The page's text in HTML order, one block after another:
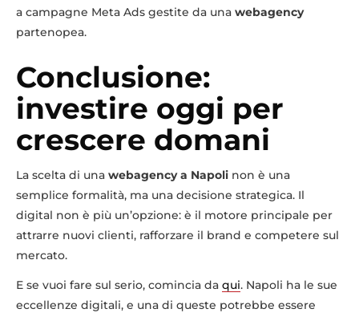
a campagne Meta Ads gestite da una webagency
partenopea.
Conclusione:
investire oggi per
crescere domani
La scelta di una webagency a Napoli non è una
semplice formalità, ma una decisione strategica. Il
digital non è più un’opzione: è il motore principale per
attrarre nuovi clienti, rafforzare il brand e competere sul
mercato.
E se vuoi fare sul serio, comincia da qui. Napoli ha le sue
eccellenze digitali, e una di queste potrebbe essere